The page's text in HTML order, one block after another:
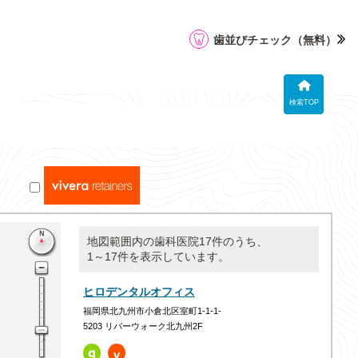
検索TOP
歯並びチェック （無料）
地図範囲内の歯科医院17件のうち、
1～17件を表示しています。
ヒロデンタルオフィス
福岡県北九州市小倉北区室町1-1-1-
5203 リバーウォーク北九州2F